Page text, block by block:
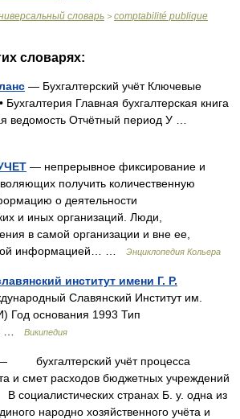
словарь > comptabilité publique
словарях:
— Бухгалтерский учёт Ключевые
Бухгалтерия Главная бухгалтерская книга
ведомость Отчётный период У …
— непрерывное фиксирование и
получить количественную
о деятельности
и иных организаций. Люди,
в самой организации и вне ее,
информацией… …
Энциклопедия Кольера
институт имени Г. Р.
Славянский Институт им.
Год основания 1993 Тип
…
Википедия
бухгалтерский учёт процесса
и смет расходов бюджетных учреждений
странах Б. у. одна из
народно хозяйственного учёта и